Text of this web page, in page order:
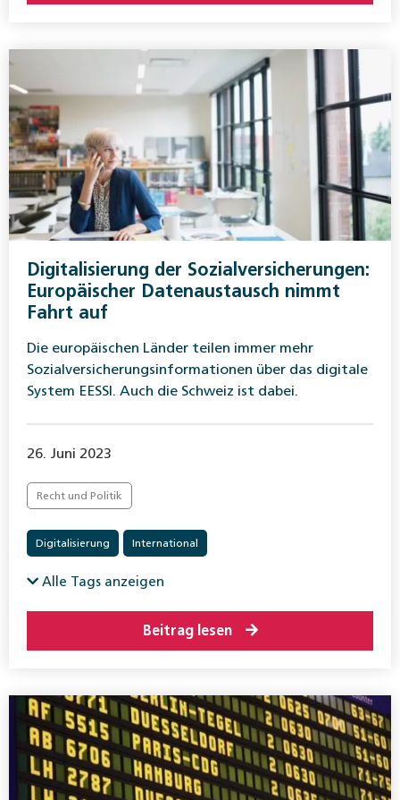
Digitalisierung der Sozialversicherungen:
Europäischer Datenaustausch nimmt
Fahrt auf
Die europäischen Länder teilen immer mehr
Sozialversicherungsinformationen über das digitale
System EESSI. Auch die Schweiz ist dabei.
26. Juni 2023
Recht und Politik
Digitalisierung International
Alle Tags anzeigen
Beitrag lesen